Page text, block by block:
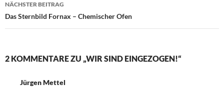
NÄCHSTER BEITRAG
Das Sternbild Fornax – Chemischer Ofen
2 KOMMENTARE ZU „WIR SIND EINGEZOGEN!“
Jürgen Mettel